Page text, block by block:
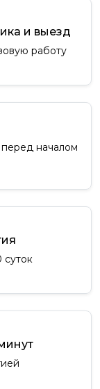
и выезд
работу
началом
суток